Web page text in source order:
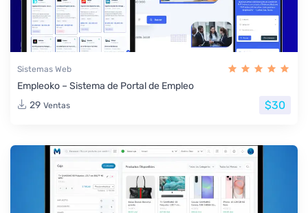
Sistemas Web
Empleoko – Sistema de Portal de Empleo
29 Ventas $30